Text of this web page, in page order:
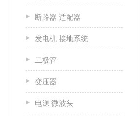
断路器 适配器
发电机 接地系统
二极管
变压器
电源 微波头